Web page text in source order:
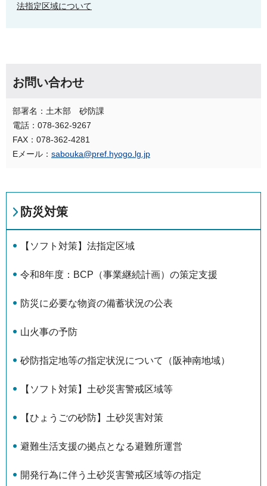
法指定区域について
お問い合わせ
部署名：土木部 砂防課
電話：078-362-9267
FAX：078-362-4281
Eメール： sabouka@pref.hyogo.lg.jp
防災対策
【ソフト対策】法指定区域
令和8年度：BCP（事業継続計画）の策定支援
防災に必要な物資の備蓄状況の公表
山火事の予防
砂防指定地等の指定状況について（阪神南地域）
【ソフト対策】土砂災害警戒区域等
【ひょうごの砂防】土砂災害対策
避難生活支援の拠点となる避難所運営
開発行為に伴う土砂災害警戒区域等の指定